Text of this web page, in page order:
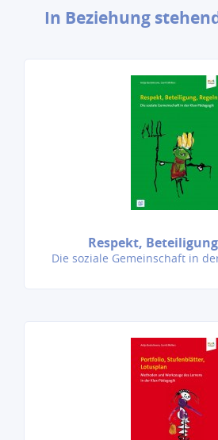
In Beziehung
Respekt,
Die soziale Gemeinschaft in